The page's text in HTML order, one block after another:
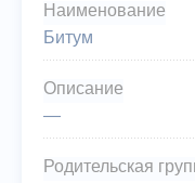
Наименование
Битум
Описание
—
Родительская